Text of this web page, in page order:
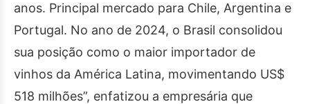
anos. Principal mercado para Chile, Argentina e
Portugal. No ano de 2024, o Brasil consolidou
sua posição como o maior importador de
vinhos da América Latina, movimentando US$
518 milhões”, enfatizou a empresária que